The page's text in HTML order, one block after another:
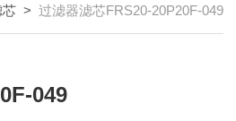
芯 > 过滤器滤芯FRS20-20P20F-049
049